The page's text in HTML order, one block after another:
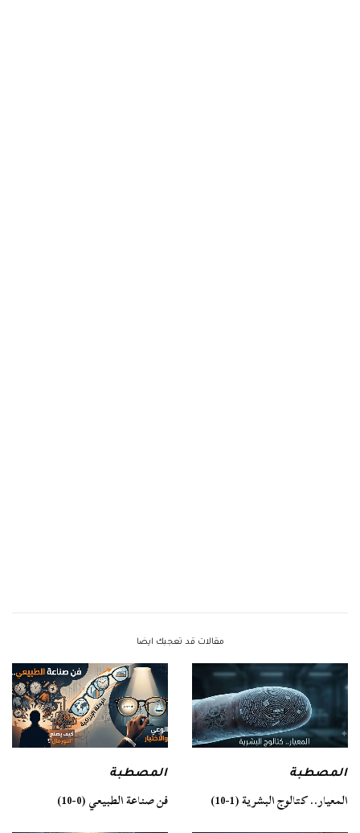
مقالات قد تعجبك ايضا
المصطبة
المعيار.. كتالوج البشرية (1-10)
المصطبة
فن صناعة الطبيعي (0-10)